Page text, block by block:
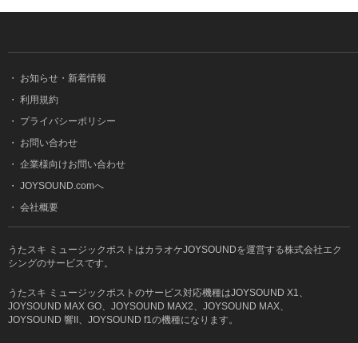
・
お知らせ・新着情報
・ 利用規約
・
プライバシーポリシー
・
お問い合わせ
・ 企業様向けお問い合わせ
・ JOYSOUND.comへ
・ 会社概要
うたスキ ミュージックポストはカラオケJOYSOUNDを運営する株式会社エク
シングのサービスです。
うたスキ ミュージックポストのサービス対応機種はJOYSOUND X1、
JOYSOUND MAX GO、JOYSOUND MAX2、JOYSOUND MAX、
JOYSOUND 響II、JOYSOUND f1の機種になります。